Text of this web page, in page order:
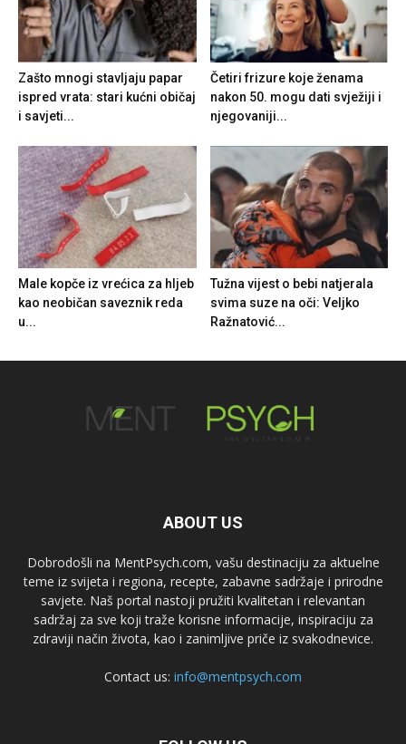
Zašto mnogi stavljaju papar
ispred vrata: stari kućni običaj
i savjeti...
Četiri frizure koje ženama
nakon 50. mogu dati svježiji i
njegovaniji...
Male kopče iz vrećica za hljeb
kao neobičan saveznik reda
u...
Tužna vijest o bebi natjerala
svima suze na oči: Veljko
Ražnatović...
ABOUT US
Dobrodošli na MentPsych.com, vašu destinaciju za aktuelne
teme iz svijeta i regiona, recepte, zabavne sadržaje i prirodne
savjete. Naš portal nastoji pružiti kvalitetan i relevantan
sadržaj za sve koji traže korisne informacije, inspiraciju za
zdraviji način života, kao i zanimljive priče iz svakodnevice.
Contact us: info@mentpsych.com